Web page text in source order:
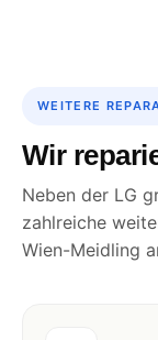
WEITERE
Wir
Neben der LG
zahlreiche
Wien-Meidling